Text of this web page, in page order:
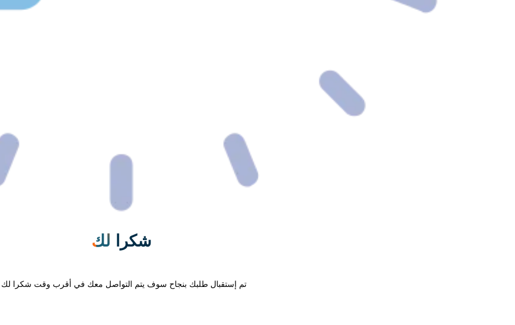
شكرا لك
تم إستقبال طلبك بنجاح سوف يتم التواصل معك في أقرب وقت شكرا لك .